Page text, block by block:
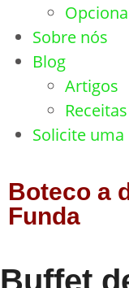
Sobre nós
Blog
Artigos
Receitas
Solicite
Boteco a
Funda
Buffet